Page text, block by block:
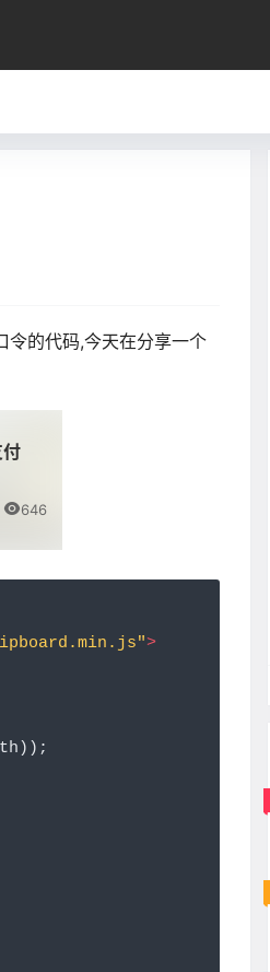
令的代码,今天在分享一个
646
>
));